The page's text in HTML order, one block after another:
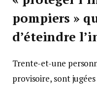
pompiers »
d’éteindre
Trente-et-une
provisoire, sont